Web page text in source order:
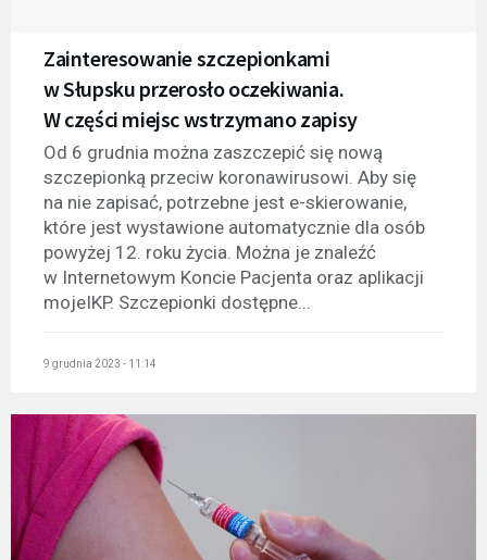
Zainteresowanie szczepionkami
w Słupsku przerosło oczekiwania.
W części miejsc wstrzymano zapisy
Od 6 grudnia można zaszczepić się nową
szczepionką przeciw koronawirusowi. Aby się
na nie zapisać, potrzebne jest e-skierowanie,
które jest wystawione automatycznie dla osób
powyżej 12. roku życia. Można je znaleźć
w Internetowym Koncie Pacjenta oraz aplikacji
mojeIKP. Szczepionki dostępne...
9 grudnia 2023 - 11:14